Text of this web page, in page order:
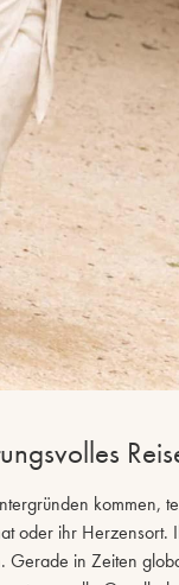
kommen,
oder ihr Herzensort.
Gerade in Zeiten